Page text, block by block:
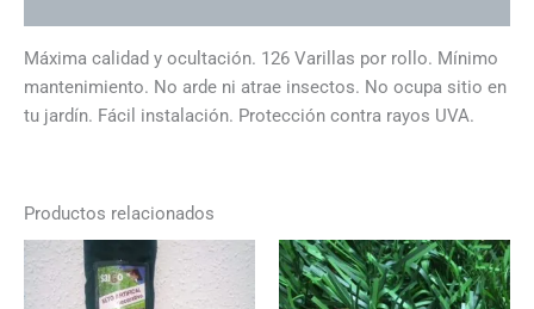
Máxima calidad y ocultación. 126 Varillas por rollo. Mínimo
mantenimiento. No arde ni atrae insectos. No ocupa sitio en
tu jardín. Fácil instalación. Protección contra rayos UVA.
Productos relacionados